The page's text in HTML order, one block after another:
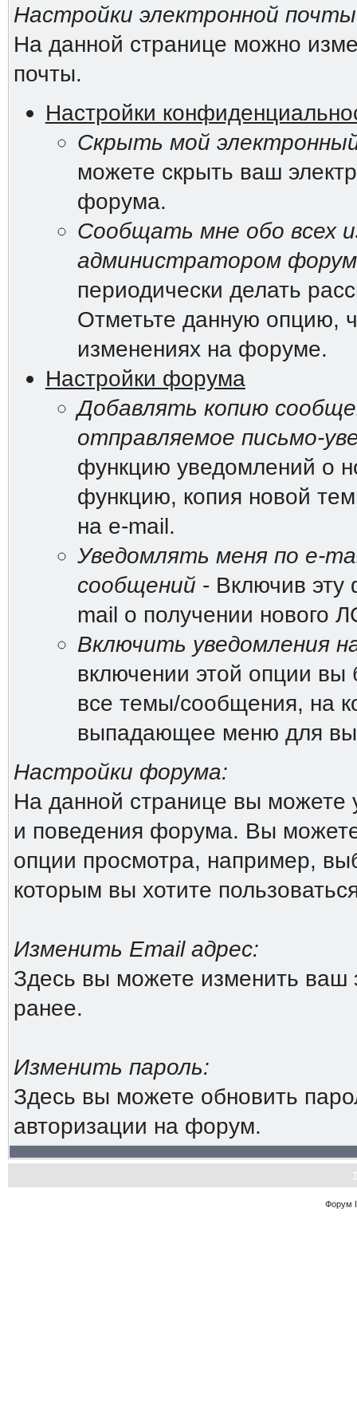
Настройки электронной
На данной странице можно
почты.
Настройки
Скрыть мой
можете скрыть ваш
форума.
Сообщать мне обо всех
администратором
периодически делать
Отметьте данную опцию,
изменениях на форуме.
Настройки форума
Добавлять копию
отправляемое письмо-
функцию уведомлений о
функцию, копия новой
на e-mail.
Уведомлять меня по e-
сообщений - Включив
mail о получении нового
Включить уведомления
включении этой опции вы
все темы/сообщения, на
выпадающее меню для
Настройки форума:
На данной странице вы можете
и поведения форума. Вы
опции просмотра, например,
которым вы хотите
Изменить Email адрес:
Здесь вы можете изменить ваш
ранее.
Изменить пароль:
Здесь вы можете обновить
авторизации на форум.
Форум